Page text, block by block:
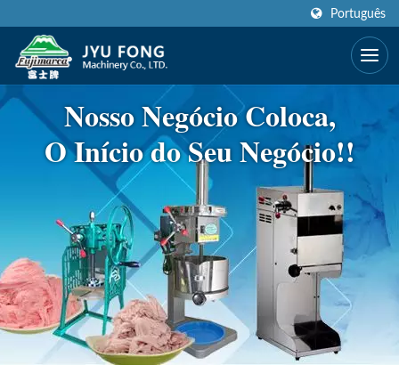
Português
Nosso Negócio Coloca,
O Início do Seu Negócio!!